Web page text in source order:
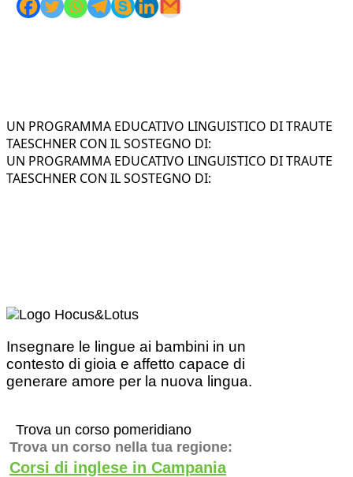
UN PROGRAMMA EDUCATIVO LINGUISTICO DI TRAUTE
TAESCHNER CON IL SOSTEGNO DI:
UN PROGRAMMA EDUCATIVO LINGUISTICO DI TRAUTE
TAESCHNER CON IL SOSTEGNO DI:
Insegnare le lingue ai bambini in un
contesto di gioia e affetto capace di
generare amore per la nuova lingua.
Trova un corso pomeridiano
Trova un corso nella tua regione:
Corsi di inglese in Campania